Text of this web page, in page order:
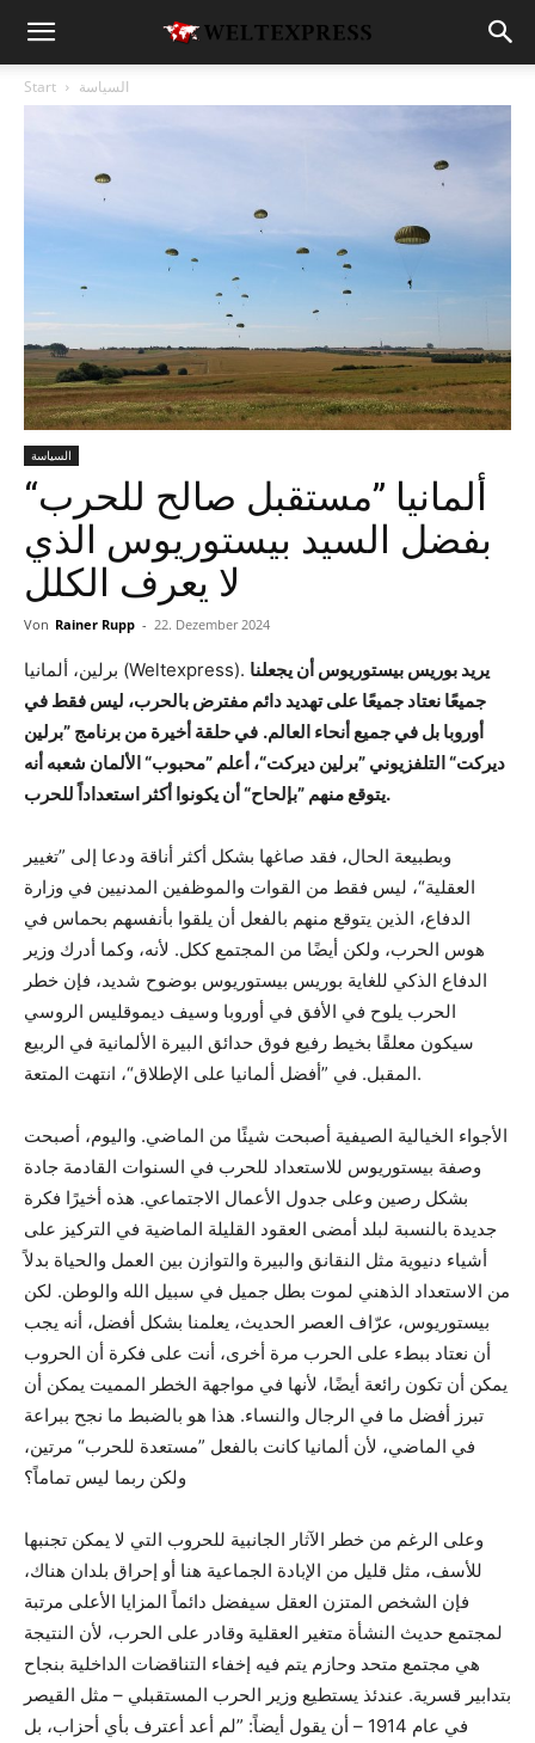
Start السياسة
السياسة
ألمانيا ”مستقبل صالح للحرب“
بفضل السيد بيستوريوس الذي
لا يعرف الكلل
Von Rainer Rupp - 22. Dezember 2024
برلين، ألمانيا (Weltexpress). يريد بوريس بيستوريوس أن يجعلنا
جميعًا نعتاد جميعًا على تهديد دائم مفترض بالحرب، ليس فقط في
أوروبا بل في جميع أنحاء العالم. في حلقة أخيرة من برنامج ”برلين
ديركت“ التلفزيوني ”برلين ديركت“، أعلم ”محبوب“ الألمان شعبه أنه
يتوقع منهم ”بإلحاح“ أن يكونوا أكثر استعداداً للحرب.
وبطبيعة الحال، فقد صاغها بشكل أكثر أناقة ودعا إلى ”تغيير
العقلية“، ليس فقط من القوات والموظفين المدنيين في وزارة
الدفاع، الذين يتوقع منهم بالفعل أن يلقوا بأنفسهم بحماس في
هوس الحرب، ولكن أيضًا من المجتمع ككل. لأنه، وكما أدرك وزير
الدفاع الذكي للغاية بوريس بيستوريوس بوضوح شديد، فإن خطر
الحرب يلوح في الأفق في أوروبا وسيف ديموقليس الروسي
سيكون معلقًا بخيط رفيع فوق حدائق البيرة الألمانية في الربيع
المقبل. في ”أفضل ألمانيا على الإطلاق“، انتهت المتعة.
الأجواء الخيالية الصيفية أصبحت شيئًا من الماضي. واليوم، أصبحت
وصفة بيستوريوس للاستعداد للحرب في السنوات القادمة جادة
بشكل رصين وعلى جدول الأعمال الاجتماعي. هذه أخيرًا فكرة
جديدة بالنسبة لبلد أمضى العقود القليلة الماضية في التركيز على
أشياء دنيوية مثل النقانق والبيرة والتوازن بين العمل والحياة بدلاً
من الاستعداد الذهني لموت بطل جميل في سبيل الله والوطن. لكن
بيستوريوس، عرّاف العصر الحديث، يعلمنا بشكل أفضل، أنه يجب
أن نعتاد ببطء على الحرب مرة أخرى، أنت على فكرة أن الحروب
يمكن أن تكون رائعة أيضًا، لأنها في مواجهة الخطر المميت يمكن أن
تبرز أفضل ما في الرجال والنساء. هذا هو بالضبط ما نجح ببراعة
في الماضي، لأن ألمانيا كانت بالفعل ”مستعدة للحرب“ مرتين،
ولكن ربما ليس تماماً؟
وعلى الرغم من خطر الآثار الجانبية للحروب التي لا يمكن تجنبها
للأسف، مثل قليل من الإبادة الجماعية هنا أو إحراق بلدان هناك،
فإن الشخص المتزن العقل سيفضل دائماً المزايا الأعلى مرتبة
لمجتمع حديث النشأة متغير العقلية وقادر على الحرب، لأن النتيجة
هي مجتمع متحد وحازم يتم فيه إخفاء التناقضات الداخلية بنجاح
بتدابير قسرية. عندئذ يستطيع وزير الحرب المستقبلي – مثل القيصر
في عام 1914 – أن يقول أيضاً: ”لم أعد أعترف بأي أحزاب، بل